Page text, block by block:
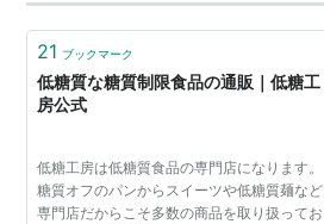
21 ブックマーク
低糖質な糖質制限食品の通販｜低糖工
房公式
低糖工房は低糖質食品の専門店になります。
糖質オフのパンからスイーツや低糖質麺など
専門店だからこそ多数の商品を取り扱ってお